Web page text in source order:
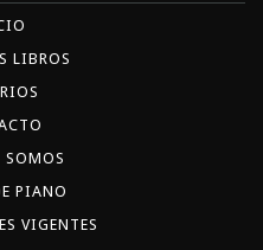
LIBROS
SOMOS
PIANO
VIGENTES